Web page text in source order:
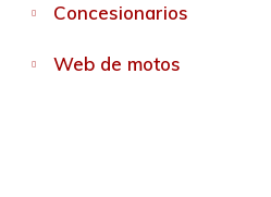
Concesionarios
Web de motos